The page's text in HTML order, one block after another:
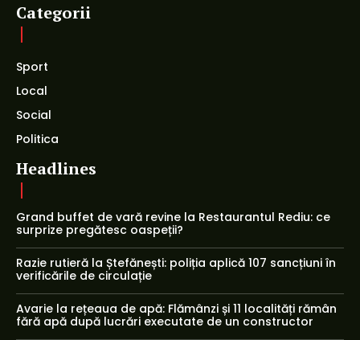
Categorii
Sport
Local
Social
Politica
Headlines
Grand buffet de vară revine la Restaurantul Rediu: ce
surprize pregătesc oaspeții?
Razie rutieră la Ștefănești: poliția aplică 107 sancțiuni în
verificările de circulație
Avarie la rețeaua de apă: Flămânzi și 11 localități rămân
fără apă după lucrări executate de un constructor